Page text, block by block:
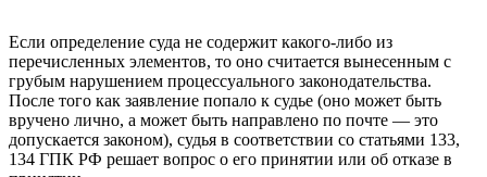
Если определение суда не содержит какого-либо из
перечисленных элементов, то оно считается вынесенным с
грубым нарушением процессуального законодательства.
После того как заявление попало к судье (оно может быть
вручено лично, а может быть направлено по почте — это
допускается законом), судья в соответствии со статьями 133,
134 ГПК РФ решает вопрос о его принятии или об отказе в